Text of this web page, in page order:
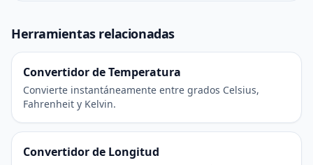
Herramientas relacionadas
Convertidor de Temperatura
Convierte instantáneamente entre grados Celsius,
Fahrenheit y Kelvin.
Convertidor de Longitud